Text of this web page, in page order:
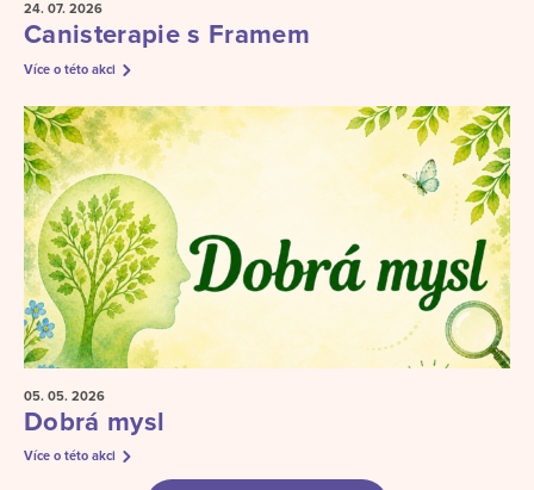
24. 07. 2026
Canisterapie s Framem
Více o této akci
05. 05. 2026
Dobrá mysl
Více o této akci